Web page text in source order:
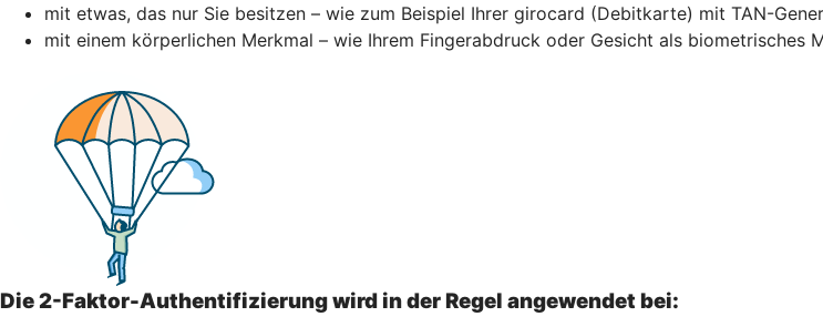
mit etwas, das nur Sie besitzen – wie zum Beispiel Ihrer girocard (Debitkarte) mit TAN-
mit einem körperlichen Merkmal – wie Ihrem Fingerabdruck oder Gesicht als biometrisches
Die 2-Faktor-Authentifizierung wird in der Regel angewendet bei: